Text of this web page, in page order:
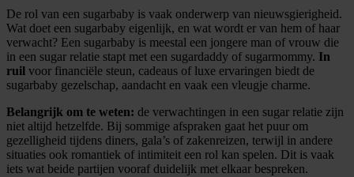
De rol van een sugarbaby is vaak onderwerp van nieuwsgierigheid.
Wat doet een sugarbaby eigenlijk, en wat wordt er van hem of haar
verwacht? Een sugarbaby is meestal een jongere man of vrouw die
in een sugar relatie stapt met een sugardaddy of sugarmommy. In
ruil voor financiële steun, cadeaus of luxe ervaringen biedt de
sugarbaby gezelschap, aandacht en vaak een vleugje charme.
Belangrijk om te weten: de verwachtingen in een sugar relatie zijn
niet altijd hetzelfde. Bij sommige afspraken gaat het puur om
gezelligheid tijdens diners, gala’s of zakenreizen, terwijl in andere
situaties ook romantiek of intimiteit een rol kan spelen. Dit is vaak
iets wat beide partijen vooraf duidelijk met elkaar bespreken.